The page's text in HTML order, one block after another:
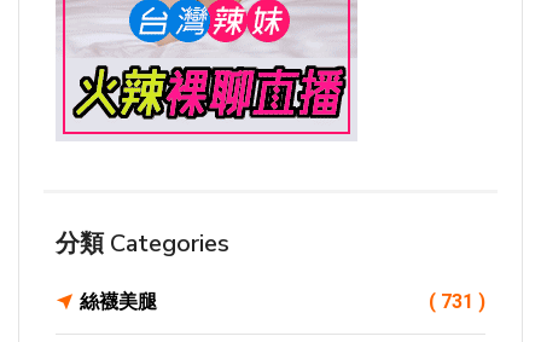
分類 Categories
絲襪美腿 ( 731 )